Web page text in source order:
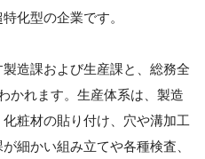
化型の企業です。
造課および生産課と、総務全
かれます。生産体系は、製造
粧材の貼り付け、穴や溝加工
細かい組み立てや各種検査、